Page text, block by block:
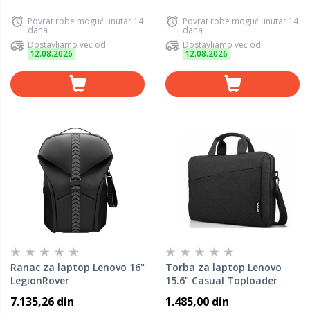
Povrat robe moguć unutar 14
dana
Dostavljamo već od
12.08.2026
Povrat robe moguć unutar 14
dana
Dostavljamo već od
12.08.2026
Ranac za laptop Lenovo 16"
LegionRover
7.135,26 din
Torba za laptop Lenovo
15.6" Casual Toploader
Black/4X40T84061/crna
1.485,00 din